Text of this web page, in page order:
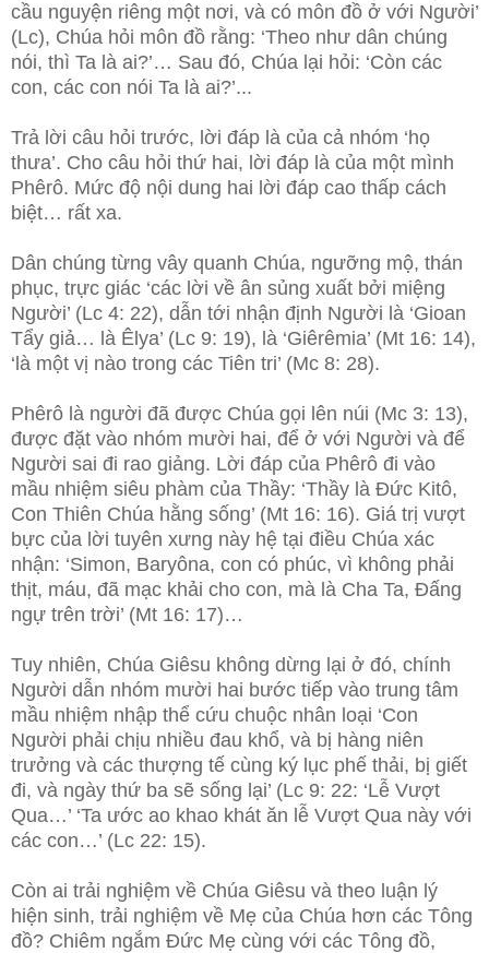
cầu nguyện riêng một nơi, và có môn đồ ở với Người’
(Lc), Chúa hỏi môn đồ rằng: ‘Theo như dân chúng
nói, thì Ta là ai?’… Sau đó, Chúa lại hỏi: ‘Còn các
con, các con nói Ta là ai?’...
Trả lời câu hỏi trước, lời đáp là của cả nhóm ‘họ
thưa’. Cho câu hỏi thứ hai, lời đáp là của một mình
Phêrô. Mức độ nội dung hai lời đáp cao thấp cách
biệt… rất xa.
Dân chúng từng vây quanh Chúa, ngưỡng mộ, thán
phục, trực giác ‘các lời về ân sủng xuất bởi miệng
Người’ (Lc 4: 22), dẫn tới nhận định Người là ‘Gioan
Tẩy giả… là Êlya’ (Lc 9: 19), là ‘Giêrêmia’ (Mt 16: 14),
‘là một vị nào trong các Tiên tri’ (Mc 8: 28).
Phêrô là người đã được Chúa gọi lên núi (Mc 3: 13),
được đặt vào nhóm mười hai, để ở với Người và để
Người sai đi rao giảng. Lời đáp của Phêrô đi vào
mầu nhiệm siêu phàm của Thầy: ‘Thầy là Đức Kitô,
Con Thiên Chúa hằng sống’ (Mt 16: 16). Giá trị vượt
bực của lời tuyên xưng này hệ tại điều Chúa xác
nhận: ‘Simon, Baryôna, con có phúc, vì không phải
thịt, máu, đã mạc khải cho con, mà là Cha Ta, Đấng
ngự trên trời’ (Mt 16: 17)…
Tuy nhiên, Chúa Giêsu không dừng lại ở đó, chính
Người dẫn nhóm mười hai bước tiếp vào trung tâm
mầu nhiệm nhập thể cứu chuộc nhân loại ‘Con
Người phải chịu nhiều đau khổ, và bị hàng niên
trưởng và các thượng tế cùng ký lục phế thải, bị giết
đi, và ngày thứ ba sẽ sống lại’ (Lc 9: 22: ‘Lễ Vượt
Qua…’ ‘Ta ước ao khao khát ăn lễ Vượt Qua này với
các con…’ (Lc 22: 15).
Còn ai trải nghiệm về Chúa Giêsu và theo luận lý
hiện sinh, trải nghiệm về Mẹ của Chúa hơn các Tông
đồ? Chiêm ngắm Đức Mẹ cùng với các Tông đồ,